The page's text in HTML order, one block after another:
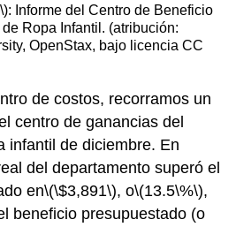
: Informe del Centro de Beneficio
Ropa Infantil. (atribución:
OpenStax, bajo licencia CC
de costos, recorramos un
centro de ganancias del
infantil de diciembre. En
del departamento superó el
en\(\$3,891\), o\(13.5\%\),
beneficio presupuestado (o